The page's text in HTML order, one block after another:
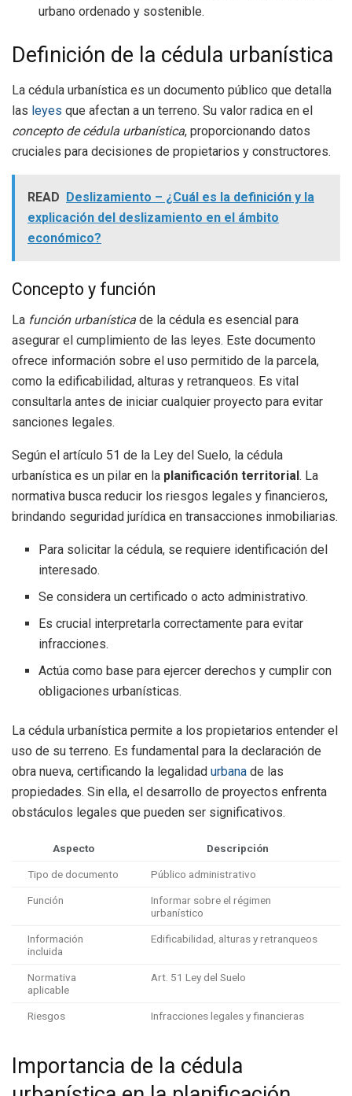
urbano ordenado y sostenible.
Definición de la cédula urbanística
La cédula urbanística es un documento público que detalla
las leyes que afectan a un terreno. Su valor radica en el
concepto de cédula urbanística, proporcionando datos
cruciales para decisiones de propietarios y constructores.
READ Deslizamiento – ¿Cuál es la definición y la
explicación del deslizamiento en el ámbito
económico?
Concepto y función
La función urbanística de la cédula es esencial para
asegurar el cumplimiento de las leyes. Este documento
ofrece información sobre el uso permitido de la parcela,
como la edificabilidad, alturas y retranqueos. Es vital
consultarla antes de iniciar cualquier proyecto para evitar
sanciones legales.
Según el artículo 51 de la Ley del Suelo, la cédula
urbanística es un pilar en la planificación territorial. La
normativa busca reducir los riesgos legales y financieros,
brindando seguridad jurídica en transacciones inmobiliarias.
Para solicitar la cédula, se requiere identificación del
interesado.
Se considera un certificado o acto administrativo.
Es crucial interpretarla correctamente para evitar
infracciones.
Actúa como base para ejercer derechos y cumplir con
obligaciones urbanísticas.
La cédula urbanística permite a los propietarios entender el
uso de su terreno. Es fundamental para la declaración de
obra nueva, certificando la legalidad urbana de las
propiedades. Sin ella, el desarrollo de proyectos enfrenta
obstáculos legales que pueden ser significativos.
Aspecto Descripción
Tipo de documento Público administrativo
Función
Informar sobre el régimen
urbanístico
Información
incluida
Edificabilidad, alturas y retranqueos
Normativa
aplicable
Art. 51 Ley del Suelo
Riesgos Infracciones legales y financieras
Importancia de la cédula